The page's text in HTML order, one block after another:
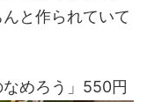
と作られていて
めろう」550円